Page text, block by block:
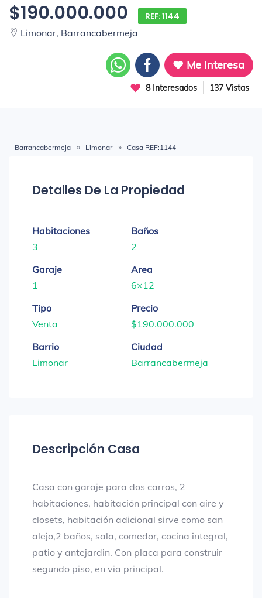
$190.000.000 REF: 1144
Limonar, Barrancabermeja
Me Interesa
8 Interesados 137 Vistas
Barrancabermeja Limonar Casa REF:1144
Detalles De La Propiedad
Habitaciones
3
Baños
2
Garaje
1
Area
6×12
Tipo
Venta
Precio
$190.000.000
Barrio
Limonar
Ciudad
Barrancabermeja
Descripción Casa
Casa con garaje para dos carros, 2
habitaciones, habitación principal con aire y
closets, habitación adicional sirve como san
alejo,2 baños, sala, comedor, cocina integral,
patio y antejardin. Con placa para construir
segundo piso, en via principal.